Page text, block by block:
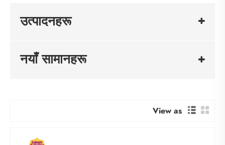
उत्पादनहरू
नयाँ सामानहरू
View as